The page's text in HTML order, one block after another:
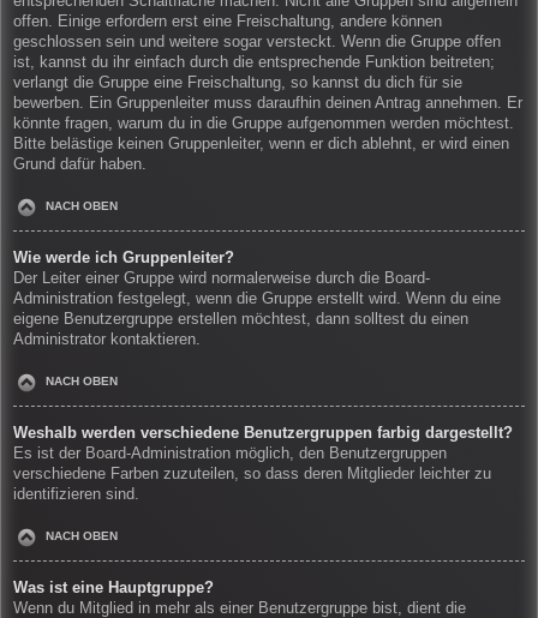
offen. Einige erfordern erst eine Freischaltung, andere können
geschlossen sein und weitere sogar versteckt. Wenn die Gruppe offen
ist, kannst du ihr einfach durch die entsprechende Funktion beitreten;
verlangt die Gruppe eine Freischaltung, so kannst du dich für sie
bewerben. Ein Gruppenleiter muss daraufhin deinen Antrag annehmen. Er
könnte fragen, warum du in die Gruppe aufgenommen werden möchtest.
Bitte belästige keinen Gruppenleiter, wenn er dich ablehnt, er wird einen
Grund dafür haben.
NACH OBEN
Wie werde ich Gruppenleiter?
Der Leiter einer Gruppe wird normalerweise durch die Board-
Administration festgelegt, wenn die Gruppe erstellt wird. Wenn du eine
eigene Benutzergruppe erstellen möchtest, dann solltest du einen
Administrator kontaktieren.
NACH OBEN
Weshalb werden verschiedene Benutzergruppen farbig dargestellt?
Es ist der Board-Administration möglich, den Benutzergruppen
verschiedene Farben zuzuteilen, so dass deren Mitglieder leichter zu
identifizieren sind.
NACH OBEN
Was ist eine Hauptgruppe?
Wenn du Mitglied in mehr als einer Benutzergruppe bist, dient die